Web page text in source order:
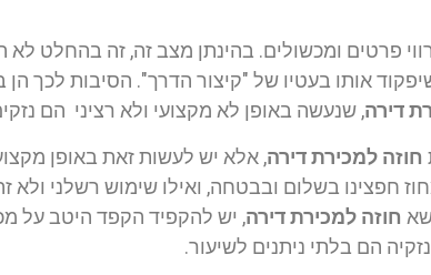
ורווי פרטים ומכשולים. בהינתן מצב זה, זה בהחלט
אותו בעטיו של "קיצור הדרך". הסיבות לכך
דירה, שנעשה באופן לא מקצועי ולא רציני הם
חוזה למכירת דירה, אלא יש לעשות זאת באופן
חפצינו בשלום ובבטחה, ואילו שימוש רשלני
חוזה למכירת דירה, יש להקפיד הקפד היטב על
הם בלתי ניתנים לשיעור.